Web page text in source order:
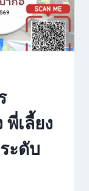
เลี้ยง
ะดับ